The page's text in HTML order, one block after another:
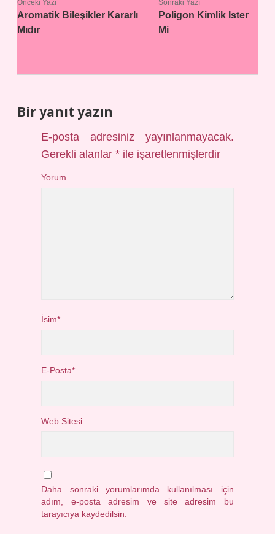
Önceki Yazı
Aromatik Bileşikler Kararlı
Mıdır
Sonraki Yazı
Poligon Kimlik Ister
Mi
Bir yanıt yazın
E-posta adresiniz yayınlanmayacak.
Gerekli alanlar* ile işaretlenmişlerdir
Yorum
İsim*
E-Posta*
Web Sitesi
Daha sonraki yorumlarımda kullanılması için
adım, e-posta adresim ve site adresim bu
tarayıcıya kaydedilsin.